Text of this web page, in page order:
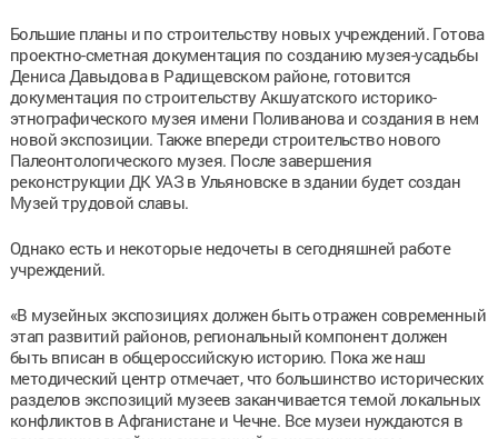
Большие планы и по строительству новых учреждений. Готова
проектно-сметная документация по созданию музея-усадьбы
Дениса Давыдова в Радищевском районе, готовится
документация по строительству Акшуатского историко-
этнографического музея имени Поливанова и создания в нем
новой экспозиции. Также впереди строительство нового
Палеонтологического музея. После завершения
реконструкции ДК УАЗ в Ульяновске в здании будет создан
Музей трудовой славы.
Однако есть и некоторые недочеты в сегодняшней работе
учреждений.
«В музейных экспозициях должен быть отражен современный
этап развитий районов, региональный компонент должен
быть вписан в общероссийскую историю. Пока же наш
методический центр отмечает, что большинство исторических
разделов экспозиций музеев заканчивается темой локальных
конфликтов в Афганистане и Чечне. Все музеи нуждаются в